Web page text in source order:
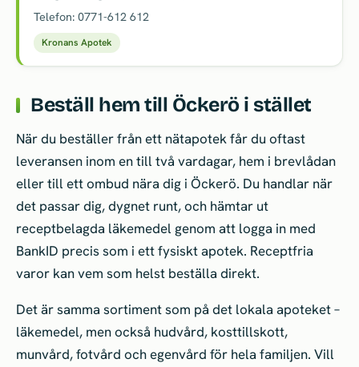
Telefon: 0771-612 612
Kronans Apotek
Beställ hem till Öckerö i stället
När du beställer från ett nätapotek får du oftast
leveransen inom en till två vardagar, hem i brevlådan
eller till ett ombud nära dig i Öckerö. Du handlar när
det passar dig, dygnet runt, och hämtar ut
receptbelagda läkemedel genom att logga in med
BankID precis som i ett fysiskt apotek. Receptfria
varor kan vem som helst beställa direkt.
Det är samma sortiment som på det lokala apoteket –
läkemedel, men också hudvård, kosttillskott,
munvård, fotvård och egenvård för hela familjen. Vill